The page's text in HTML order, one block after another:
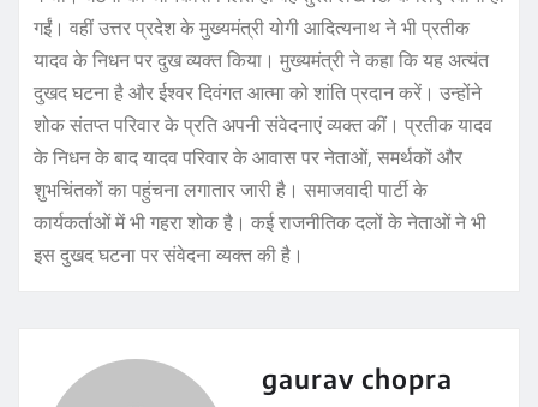
गईं। वहीं उत्तर प्रदेश के मुख्यमंत्री योगी आदित्यनाथ ने भी प्रतीक
यादव के निधन पर दुख व्यक्त किया। मुख्यमंत्री ने कहा कि यह अत्यंत
दुखद घटना है और ईश्वर दिवंगत आत्मा को शांति प्रदान करें। उन्होंने
शोक संतप्त परिवार के प्रति अपनी संवेदनाएं व्यक्त कीं। प्रतीक यादव
के निधन के बाद यादव परिवार के आवास पर नेताओं, समर्थकों और
शुभचिंतकों का पहुंचना लगातार जारी है। समाजवादी पार्टी के
कार्यकर्ताओं में भी गहरा शोक है। कई राजनीतिक दलों के नेताओं ने भी
इस दुखद घटना पर संवेदना व्यक्त की है।
gaurav chopra